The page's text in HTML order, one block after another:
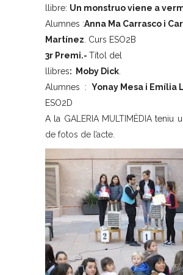
llibre: Un monstruo viene a
Alumnes :Anna Ma Carrasco i
Martínez . Curs ESO2B
3r Premi.- Títol del
llibres: Moby Dick
Alumnes
: Yonay Mesa i Emília
ESO2D
A la GALERIA MULTIMÈDIA teniu
de fotos de l’acte
Tags: Concursos,ESO,ESO1,
Premis